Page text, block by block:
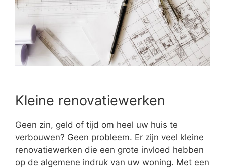
Kleine renovatiewerken
Geen zin, geld of tijd om heel uw huis te
verbouwen? Geen probleem. Er zijn veel kleine
renovatiewerken die een grote invloed hebben
op de algemene indruk van uw woning. Met een